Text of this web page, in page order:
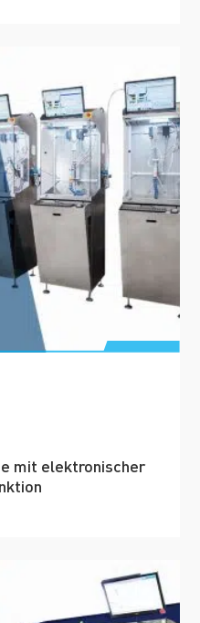
mit elektronischer